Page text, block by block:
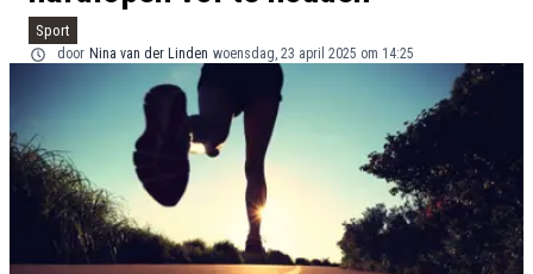
Sport
door Nina van der Linden woensdag, 23 april 2025 om 14:25